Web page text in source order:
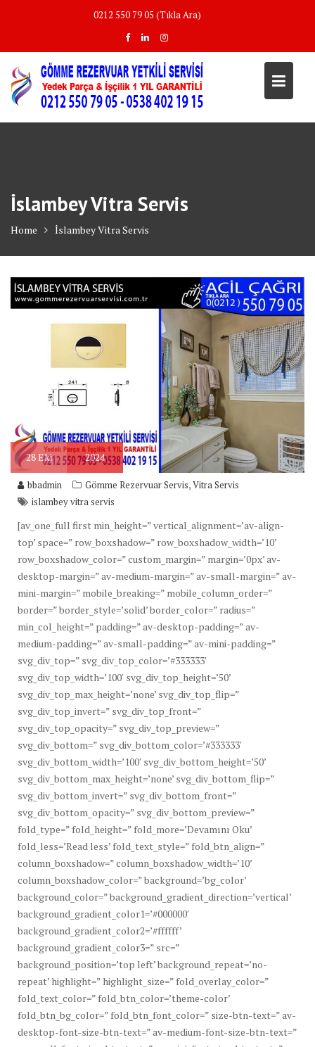
0212 550 79 05 (Tıkla Ara)
İslambey Vitra Servis
Home İslambey Vitra Servis
28Eki 2024
bbadmin Gömme Rezervuar Servis,Vitra Servis
islambey vitra servis
[av_one_full first min_height=” vertical_alignment=’av-align-
top’ space=” row_boxshadow=” row_boxshadow_width=’10’
row_boxshadow_color=” custom_margin=” margin=’0px’ av-
desktop-margin=” av-medium-margin=” av-small-margin=” av-
mini-margin=” mobile_breaking=” mobile_column_order=”
border=” border_style=’solid’ border_color=” radius=”
min_col_height=” padding=” av-desktop-padding=” av-
medium-padding=” av-small-padding=” av-mini-padding=”
svg_div_top=” svg_div_top_color=’#333333′
svg_div_top_width=’100′ svg_div_top_height=’50’
svg_div_top_max_height=’none’ svg_div_top_flip=”
svg_div_top_invert=” svg_div_top_front=”
svg_div_top_opacity=” svg_div_top_preview=”
svg_div_bottom=” svg_div_bottom_color=’#333333′
svg_div_bottom_width=’100′ svg_div_bottom_height=’50’
svg_div_bottom_max_height=’none’ svg_div_bottom_flip=”
svg_div_bottom_invert=” svg_div_bottom_front=”
svg_div_bottom_opacity=” svg_div_bottom_preview=”
fold_type=” fold_height=” fold_more=’Devamını Oku’
fold_less=’Read less’ fold_text_style=” fold_btn_align=”
column_boxshadow=” column_boxshadow_width=’10’
column_boxshadow_color=” background=’bg_color’
background_color=” background_gradient_direction=’vertical’
background_gradient_color1=’#000000′
background_gradient_color2=’#ffffff’
background_gradient_color3=” src=”
background_position=’top left’ background_repeat=’no-
repeat’ highlight=” highlight_size=” fold_overlay_color=”
fold_text_color=” fold_btn_color=’theme-color’
fold_btn_bg_color=” fold_btn_font_color=” size-btn-text=” av-
desktop-font-size-btn-text=” av-medium-font-size-btn-text=”